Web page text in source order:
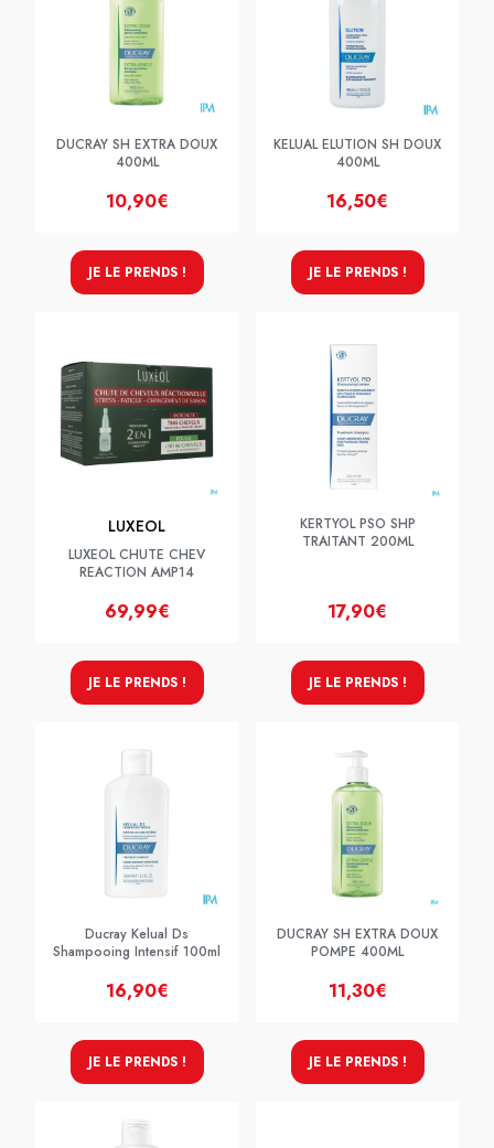
DUCRAY SH EXTRA DOUX
400ML
10,90€
JE LE PRENDS !
KELUAL ELUTION SH DOUX
400ML
16,50€
JE LE PRENDS !
LUXEOL
LUXEOL CHUTE CHEV
REACTION AMP14
69,99€
JE LE PRENDS !
KERTYOL PSO SHP
TRAITANT 200ML
17,90€
JE LE PRENDS !
Ducray Kelual Ds
Shampooing Intensif 100ml
16,90€
JE LE PRENDS !
DUCRAY SH EXTRA DOUX
POMPE 400ML
11,30€
JE LE PRENDS !